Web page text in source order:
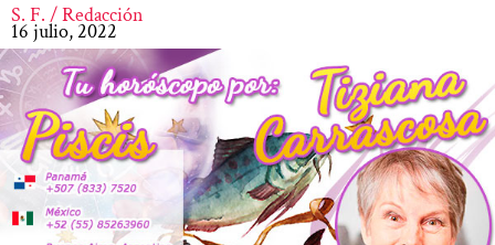
S. F. / Redacción
16 julio, 2022